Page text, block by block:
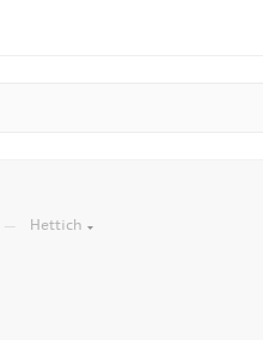
— Hettich